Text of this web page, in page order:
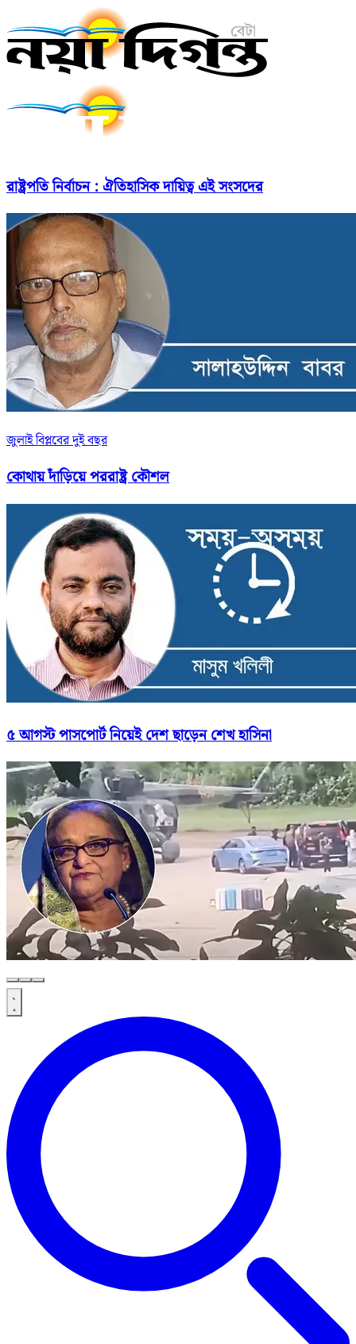
রাষ্ট্রপতি নির্বাচন : ঐতিহাসিক দায়িত্ব এই সংসদের
জুলাই বিপ্লবের দুই বছর
কোথায় দাঁড়িয়ে পররাষ্ট্র কৌশল
৫ আগস্ট পাসপোর্ট নিয়েই দেশ ছাড়েন শেখ হাসিনা